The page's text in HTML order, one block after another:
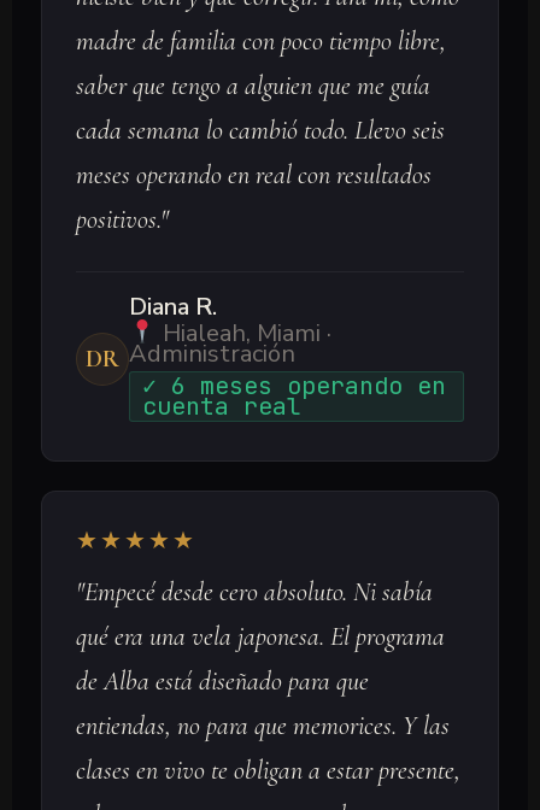
madre de familia con poco tiempo libre,
saber que tengo a alguien que me guía
cada semana lo cambió todo. Llevo seis
meses operando en real con resultados
positivos."
DR
Diana R.
Hialeah, Miami ·
Administración
✓ 6 meses operando en
cuenta real
★★★★★
"Empecé desde cero absoluto. Ni sabía
qué era una vela japonesa. El programa
de Alba está diseñado para que
entiendas, no para que memorices. Y las
clases en vivo te obligan a estar presente,